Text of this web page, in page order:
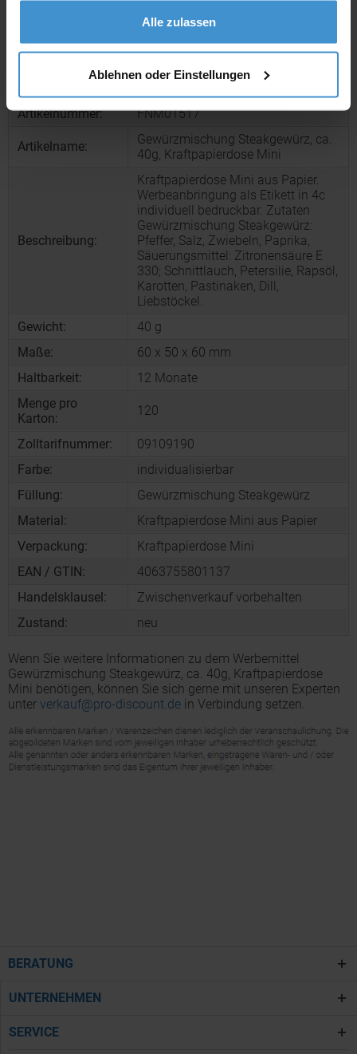
Alle zulassen
Ablehnen oder Einstellungen
Muster bestellen
Artikelnummer:
FNM01517
Artikelname:
Gewürzmischung Steakgewürz, ca.
40g, Kraftpapierdose Mini
Beschreibung:
Kraftpapierdose Mini aus Papier.
Werbeanbringung als Etikett in 4c
individuell bedruckbar. Zutaten
Gewürzmischung Steakgewürz:
Pfeffer, Salz, Zwiebeln, Paprika,
Säuerungsmittel: Zitronensäure E
330; Schnittlauch, Petersilie, Rapsöl,
Karotten, Pastinaken, Dill,
Liebstöckel.
Gewicht:
40 g
Maße:
60 x 50 x 60 mm
Haltbarkeit:
12 Monate
Menge pro
Karton:
120
Zolltarifnummer:
09109190
Farbe:
individualisierbar
Füllung:
Gewürzmischung Steakgewürz
Material:
Kraftpapierdose Mini aus Papier
Verpackung:
Kraftpapierdose Mini
EAN / GTIN:
4063755801137
Handelsklausel:
Zwischenverkauf vorbehalten
Zustand:
neu
Wenn Sie weitere Informationen zu dem Werbemittel
Gewürzmischung Steakgewürz, ca. 40g, Kraftpapierdose
Mini benötigen, können Sie sich gerne mit unseren Experten
unter verkauf@pro-discount.de in Verbindung setzen.
BERATUNG
UNTERNEHMEN
SERVICE